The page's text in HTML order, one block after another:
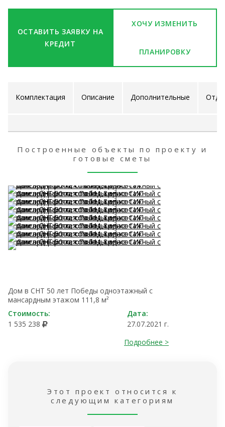
ХОЧУ ИЗМЕНИТЬ
ПЛАНИРОВКУ
ОСТАВИТЬ ЗАЯВКУ НА
КРЕДИТ
Комплектация Описание Дополнительные
Построенные объекты по проекту и
готовые сметы
Дом в СНТ 50 лет Победы одноэтажный с
мансардным этажом 111,8 м²
Стоимость:
1 535 238
Дата:
27.07.2021 г.
Подробнее >
Этот проект относится к
следующим категориям